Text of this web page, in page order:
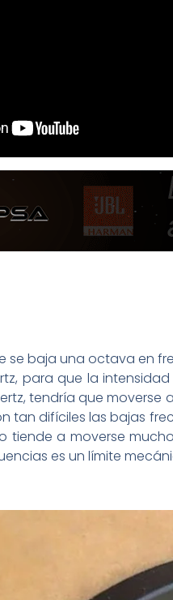
se baja una octava en
para que la
tendría que
tan difíciles las bajas
tiende a moverse
es un límite